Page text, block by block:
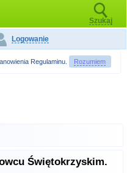
Szukaj
Logowanie
Regulaminu Rozumiem
Świętokrzyskim.